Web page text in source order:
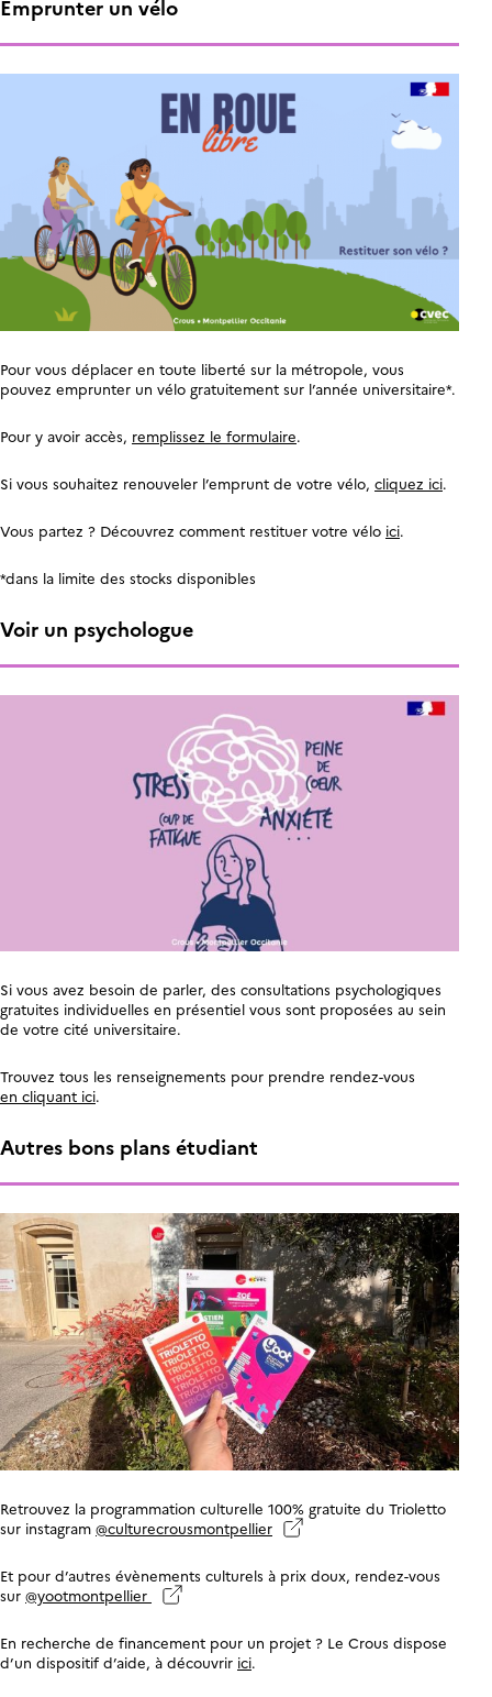
Emprunter un vélo
Pour vous déplacer en toute liberté sur la métropole, vous
pouvez emprunter un vélo gratuitement sur l’année universitaire*.
Pour y avoir accès, remplissez le formulaire.
Si vous souhaitez renouveler l’emprunt de votre vélo, cliquez ici.
Vous partez ? Découvrez comment restituer votre vélo ici.
*dans la limite des stocks disponibles
Voir un psychologue
Si vous avez besoin de parler, des consultations psychologiques
gratuites individuelles en présentiel vous sont proposées au sein
de votre cité universitaire.
Trouvez tous les renseignements pour prendre rendez-vous
en cliquant ici.
Autres bons plans étudiant
Retrouvez la programmation culturelle 100% gratuite du Trioletto
sur instagram @culturecrousmontpellier
Et pour d’autres évènements culturels à prix doux, rendez-vous
sur @yootmontpellier
En recherche de financement pour un projet ? Le Crous dispose
d’un dispositif d’aide, à découvrir ici